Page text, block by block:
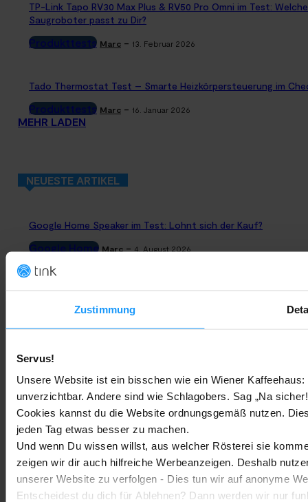
Zustimmung
Servus!
Unsere Website ist ein bisschen wie ein Wiener
unverzichtbar. Andere sind wie Schlagobers. Sag „Na
Cookies kannst du die Website ordnungsgemäß nutzen.
jeden Tag etwas besser zu machen.
Und wenn Du wissen willst, aus welcher Rösterei sie
zeigen wir dir auch hilfreiche Werbeanzeigen. Deshalb
unserer Website zu verfolgen - Dies tun wir auf anonyme
Entscheidest du dich für Ablehnen? Dann werden wir nur
TP-Link Tapo RV30 Max Plus & RV50 Pro Omni im Test:
Saugroboter passt zu Dir?
Produkttests Marc - 13. Februar 2026
Tado Thermostat Test – Smarte Heizkörpersteuerung im
Produkttests Marc - 16. Januar 2026
MEHR LADEN
NEUESTE ARTIKEL
Google Home Speaker im Test: Lohnt sich der Kauf?
Google Home Marc - 4. August 2026
Bestenlisten Marc - 3. August 2026
Kopfhörern
Trends & Technologien Marc 2. August 2026
Homematic IP Kamera: Die neue Kamerafamilie im Überblick
Smarte Sicherheit Marc 1. August 2026
MEHR LADEN